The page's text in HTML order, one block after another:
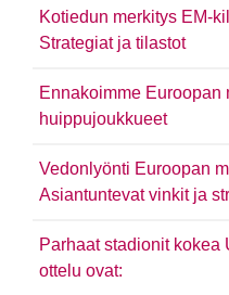
Kotiedun merkitys EM-
Strategiat ja tilastot
Ennakoimme
huippujoukkueet
Vedonlyönti Euroopan
Asiantuntevat vinkit ja
Parhaat stadionit kokea
ottelu ovat: